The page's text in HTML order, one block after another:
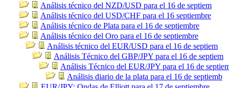
Análisis técnico del NZD/USD para el 16 de septiem
Análisis técnico del USD/CHF para el 16 septiembre
Análisis técnico de Plata para el 16 de septiembre
Análisis técnico del Oro para el 16 de septiembre
Análisis técnico del EUR/USD para el 16 de septiem
Análisis Técnico del GBP/JPY para el 16 de septiem
Análisis Técnico del EUR/JPY para el 16 de
Análisis diario de la plata para el 16 de septiemb